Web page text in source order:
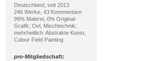
Deutschland, seit 2013
246 Werke, 43 Kommentare
99% Malerei, 0% Original-
Grafik; Oel, Mischtechnik;
mehrheitlich: Abstrakte Kunst,
Colour Field Painting
pro-Mitgliedschaft: